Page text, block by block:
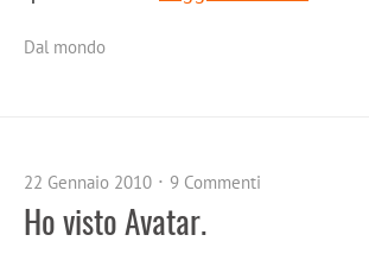
Dal mondo
22 Gennaio 2010 9 Commenti
Ho visto Avatar.